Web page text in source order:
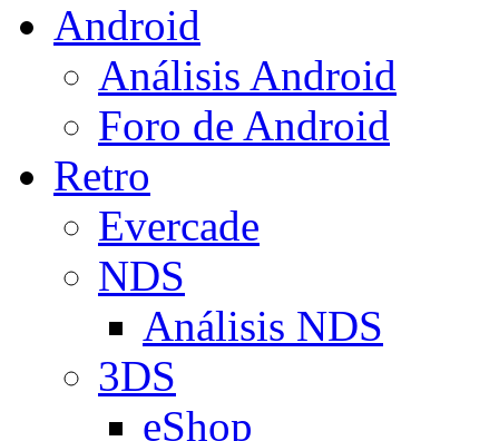
Android
Análisis Android
Foro de Android
Retro
Evercade
NDS
Análisis NDS
3DS
eShop